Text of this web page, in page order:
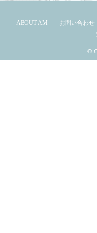
ABOUT AM お問い合わせ
©